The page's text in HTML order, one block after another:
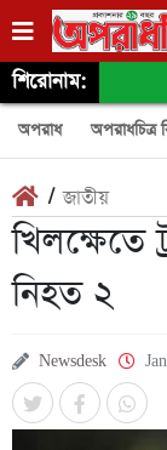
শিরোনাম:
অপরাধ অপরাধচিত্র
/জাতীয়
খিলক্ষেতে
নিহত ২
Newsdesk